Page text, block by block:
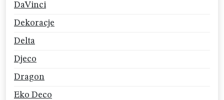
DaVinci
Dekoracje
Delta
Djeco
Dragon
Eko Deco